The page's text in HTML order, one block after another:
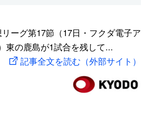
ーグ第17節（17日・フクダ電子ア
東の鹿島が1試合を残して...
記事全文を読む（外部サイト）